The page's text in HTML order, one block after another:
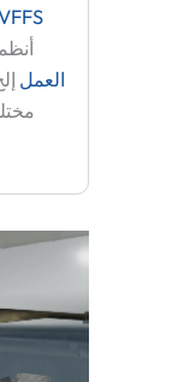
العمل